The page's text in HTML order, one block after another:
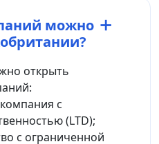
можно
открыть
с
(LTD);
с ограниченной